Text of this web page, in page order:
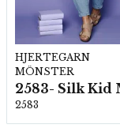
HJERTEGARN
MÖNSTER
2583